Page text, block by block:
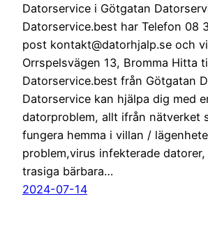
Datorservice i Götgatan
Datorservice.best har Telefon 08
post kontakt@datorhjalp.se och
Orrspelsvägen 13, Bromma Hitta
Datorservice.best från Götgatan
Datorservice kan hjälpa dig med
datorproblem, allt ifrån nätverket
fungera hemma i villan /
problem,virus infekterade datorer,
trasiga bärbara…
2024-07-14